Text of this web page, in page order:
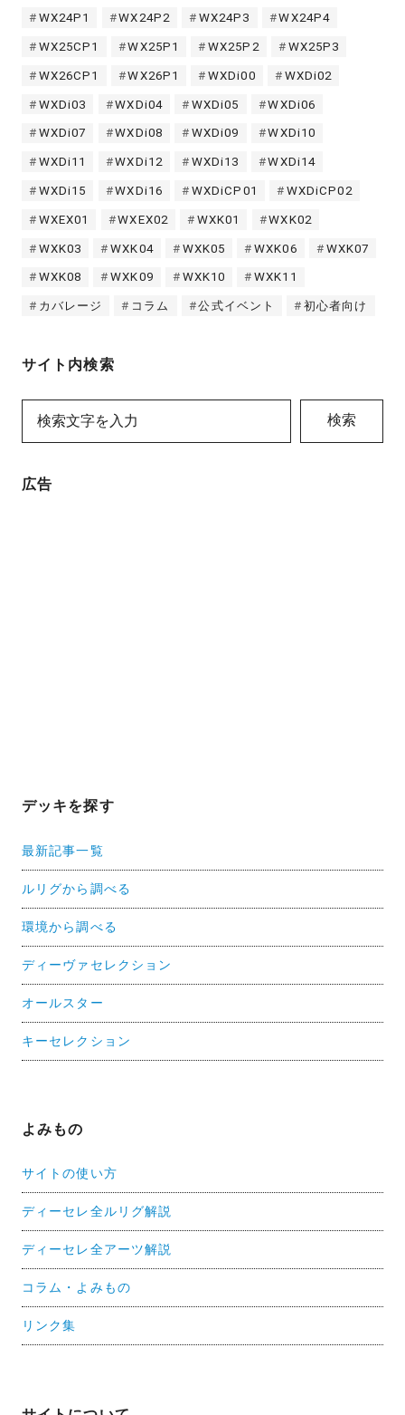
WX24P1 WX24P2 WX24P3 WX24P4
WX25CP1 WX25P1 WX25P2 WX25P3
WX26CP1 WX26P1 WXDi00 WXDi02
WXDi03 WXDi04 WXDi05 WXDi06
WXDi07 WXDi08 WXDi09 WXDi10
WXDi11 WXDi12 WXDi13 WXDi14
WXDi15 WXDi16 WXDiCP01 WXDiCP02
WXEX01 WXEX02 WXK01 WXK02
WXK03 WXK04 WXK05 WXK06 WXK07
WXK08 WXK09 WXK10 WXK11
カバレージ コラム 公式イベント 初心者向け
サイト内検索
検索
広告
デッキを探す
最新記事一覧
ルリグから調べる
環境から調べる
ディーヴァセレクション
オールスター
キーセレクション
よみもの
サイトの使い方
ディーセレ全ルリグ解説
ディーセレ全アーツ解説
コラム・よみもの
リンク集